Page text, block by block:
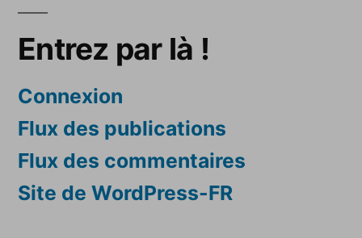
Entrez par là !
Connexion
Flux des publications
Flux des commentaires
Site de WordPress-FR